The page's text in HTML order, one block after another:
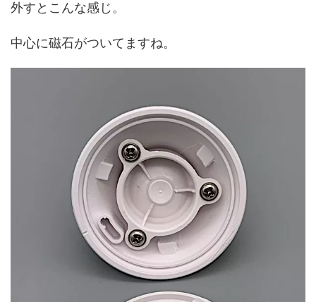
外すとこんな感じ。
中心に磁石がついてますね。